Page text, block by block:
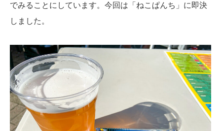
でみることにしています。今回は「ねこぱんち」に即決
しました。